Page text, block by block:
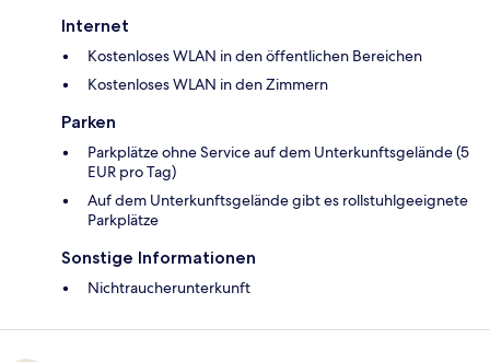
Internet
Kostenloses WLAN in den öffentlichen Bereichen
Kostenloses WLAN in den Zimmern
Parken
Parkplätze ohne Service auf dem Unterkunftsgelände (5
EUR pro Tag)
Auf dem Unterkunftsgelände gibt es rollstuhlgeeignete
Parkplätze
Sonstige Informationen
Nichtraucherunterkunft